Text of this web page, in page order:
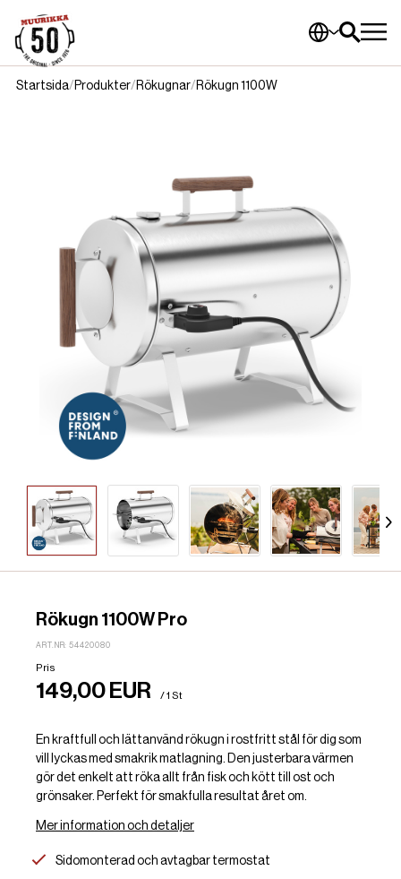
Startsida Produkter Rökugnar Rökugn 1100W
Rökugn 1100W Pro
ART.NR: 54420080
Pris
149,00 EUR / 1 St
En kraftfull och lättanvänd rökugn i rostfritt stål för dig som
vill lyckas med smakrik matlagning. Den justerbara värmen
gör det enkelt att röka allt från fisk och kött till ost och
grönsaker. Perfekt för smakfulla resultat året om.
Mer information och detaljer
Sidomonterad och avtagbar termostat